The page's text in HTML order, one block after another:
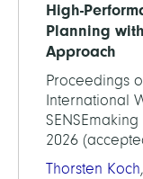
High-
Planning
Approach
Proceedings
International
2026
Thorsten Koch,